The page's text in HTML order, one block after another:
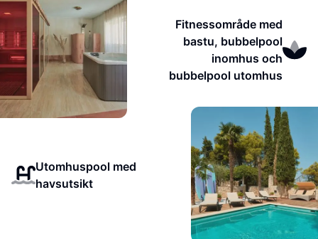
Fitnessområde med
bastu, bubbelpool
inomhus och
bubbelpool utomhus
Utomhuspool med
havsutsikt